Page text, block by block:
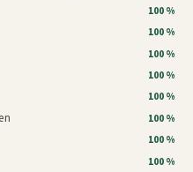
100 %
100 %
100 %
100 %
100 %
100 %
100 %
100 %